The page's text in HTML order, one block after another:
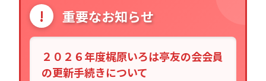
! 重要なお知らせ
２０２６年度梶原いろは亭友の会会員
の更新手続きについて